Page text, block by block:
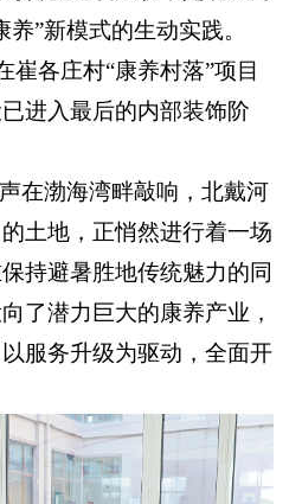
”新模式的生动实践。
崔各庄村“康养村落”项目
进入最后的内部装饰阶
在渤海湾畔敲响，北戴河
土地，正悄然进行着一场
持避暑胜地传统魅力的同
了潜力巨大的康养产业，
服务升级为驱动，全面开